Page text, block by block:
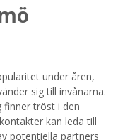
emot information och
Jag kan dra
under åren,
sig till invånarna.
finner tröst i den
kan leda till
potentiella partners